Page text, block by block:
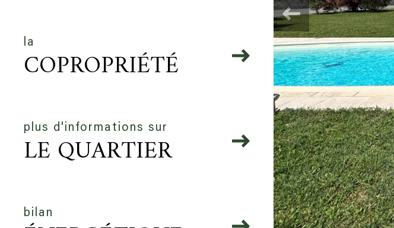
la
COPROPRIÉTÉ
plus d'informations sur
LE QUARTIER
bilan